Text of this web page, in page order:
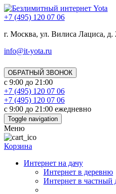
+7 (495) 120 07 06
г. Москва, ул. Вилиса Лациса, д.
info@it-yota.ru
ОБРАТНЫЙ ЗВОНОК
с 9:00 до 21:00
+7 (495) 120 07 06
+7 (495) 120 07 06
с 9:00 до 21:00 ежедневно
Toggle navigation
Меню
Корзина
Интернет на дачу
Интернет в деревню
Интернет в частный